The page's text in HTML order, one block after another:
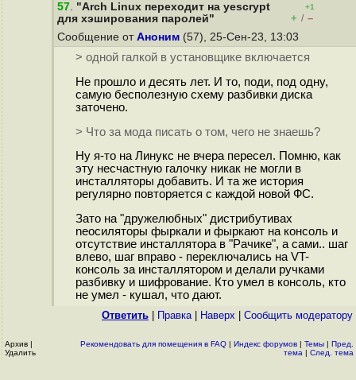
57. "Arch Linux переходит на yescrypt
для хэширования паролей"
+1
+ / –
Сообщение от Аноним (57), 25-Сен-23, 13:03
> одной галкой в установщике включается
Не прошло и десять лет. И то, поди, под одну,
самую бесполезную схему разбивки диска
заточено.
> Что за мода писать о том, чего не знаешь?
Ну я-то на Линукс не вчера пересел. Помню, как
эту несчастную галочку никак не могли в
инсталляторы добавить. И та же история
регулярно повторяется с каждой новой ФС.
Зато на "дружелюбных" дистрибутивах
neoсиляторы фыркали и фыркают на консоль и
отсутствие инсталлятора в "Рачике", а сами.. шаг
влево, шаг вправо - переключались на VT-
консоль за инсталлятором и делали ручками
разбивку и шифрование. Кто умел в консоль, кто
не умел - кушал, что дают.
Ответить Правка| Наверх Cообщить модератору
Архив |
Удалить
Рекомендовать для помещения в FAQ | Индекс форумов | Темы | Пред.
тема | След. тема